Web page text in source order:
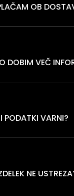
OB
DOBIM VEČ
PODATKI VARNI?
NE